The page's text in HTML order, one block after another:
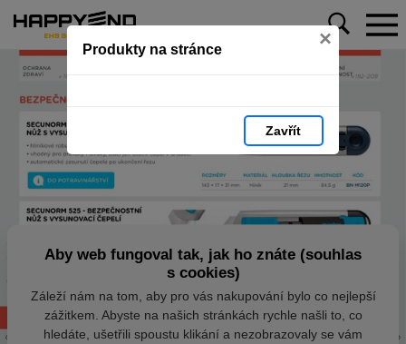
Produkty na stránce ×
Zavřít
Aby web fungoval tak, jak ho znáte (souhlas
s cookies)
Záleží nám na tom, aby pro vás nakupování bylo co nejlepší
zážitkem. Abyste na našich stránkách rychle našli to, co
hledáte, ušetřili spoustu klikání a nezobrazovaly se vám